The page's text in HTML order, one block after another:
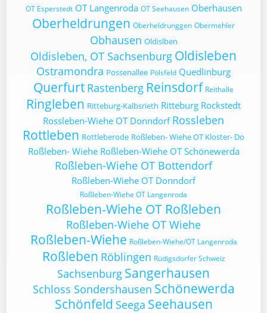
OT Esperstedt OT Langenroda OT Seehausen Oberhausen
Oberheldrungen Oberheldrunggen Obermehler
Obhausen Oldislben
Oldisleben, OT Sachsenburg Oldisleben
Ostramondra Possenallee Pölsfeld Quedlinburg
Querfurt Rastenberg Reinsdorf Reithalle
Ringleben Ritteburg-Kalbsrieth Ritteburg Rockstedt
Rossleben-Wiehe OT Donndorf Rossleben
Rottleben Rottleberode Roßleben- Wiehe OT Kloster- Do
Roßleben- Wiehe Roßleben-Wiehe OT Schönewerda
Roßleben-Wiehe OT Bottendorf
Roßleben-Wiehe OT Donndorf
Roßleben-Wiehe OT Langenroda
Roßleben-Wiehe OT Roßleben
Roßleben-Wiehe OT Wiehe
Roßleben-Wiehe Roßleben-Wiehe/OT Langenroda
Roßleben Röblingen Rüdigsdorfer Schweiz
Sachsenburg Sangerhausen
Schloss Sondershausen Schönewerda
Schönfeld Seega Seehausen